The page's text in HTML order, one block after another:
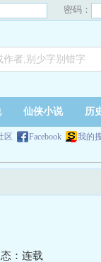
密码：
仙侠小说 历
区 Facebook 我的
：连载